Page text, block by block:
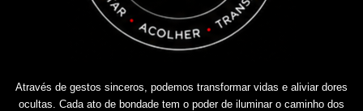
Através de gestos sinceros, podemos transformar vidas e aliviar dores
ocultas. Cada ato de bondade tem o poder de iluminar o caminho dos